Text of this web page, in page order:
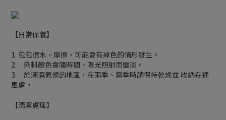
【日常保養】
1. 包包遇水、摩擦，可能會有掉色的情形發生。
2. 染料顏色會隨時間、陽光照射而變淡。
3. 於潮濕氣候的地區，在雨季、霧季時請保持乾燥並 收納在通
風處。
【清潔處理】